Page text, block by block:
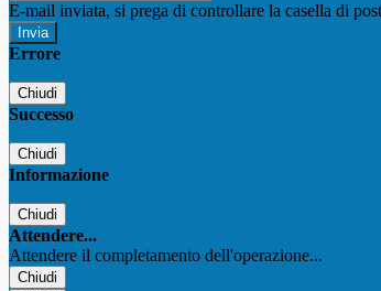
E-mail inviata, si prega di controllare la casella di
Errore
Chiudi
Successo
Chiudi
Informazione
Chiudi
Attendere...
Attendere il completamento dell'operazione...
Chiudi